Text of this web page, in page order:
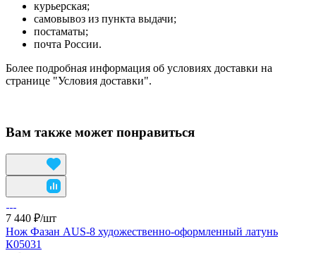
курьерская;
самовывоз из пункта выдачи;
постаматы;
почта России.
Более подробная информация об условиях доставки на
странице "Условия доставки".
Вам также может понравиться
7 440 ₽/шт
Нож Фазан AUS-8 художественно-оформленный латунь
К05031